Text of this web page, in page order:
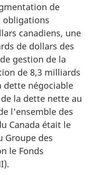
de
obligations
canadiens, une
de dollars des
gestion de la
de 8,3 milliards
dette négociable
la dette nette au
l'ensemble des
Canada était le
Groupe des
le Fonds